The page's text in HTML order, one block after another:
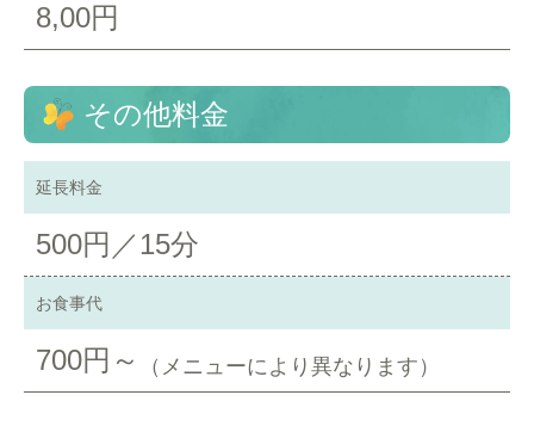
8,00円
その他料金
延長料金
500円／15分
お食事代
700円～ （メニューにより異なります）